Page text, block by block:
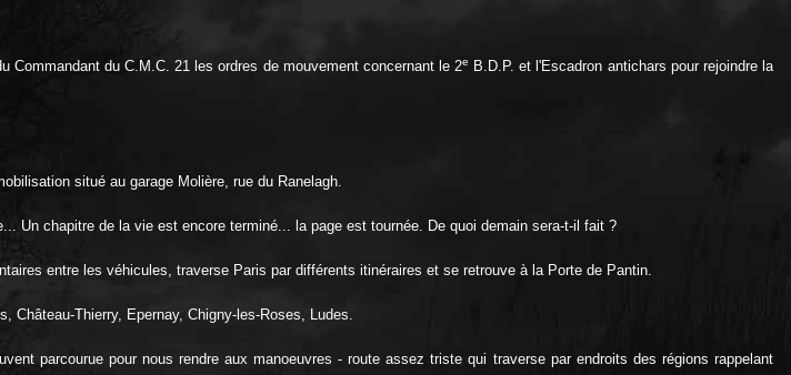
Commandant du C.M.C. 21 les ordres de mouvement concernant le 2e B.D.P. et l'Escadron antichars pour rejoindre la
situé au garage Molière, rue du Ranelagh.
Un chapitre de la vie est encore terminé... la page est tournée. De quoi demain sera-t-il fait ?
entre les véhicules, traverse Paris par différents itinéraires et se retrouve à la Porte de Pantin.
Château-Thierry, Epernay, Chigny-les-Roses, Ludes.
parcourue pour nous rendre aux manoeuvres - route assez triste qui traverse par endroits des régions rappelant